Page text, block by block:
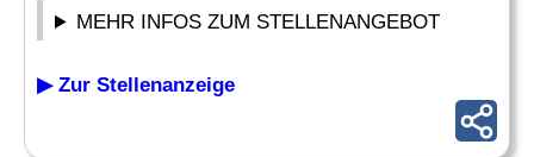
MEHR INFOS ZUM STELLENANGEBOT
▶ Zur Stellenanzeige